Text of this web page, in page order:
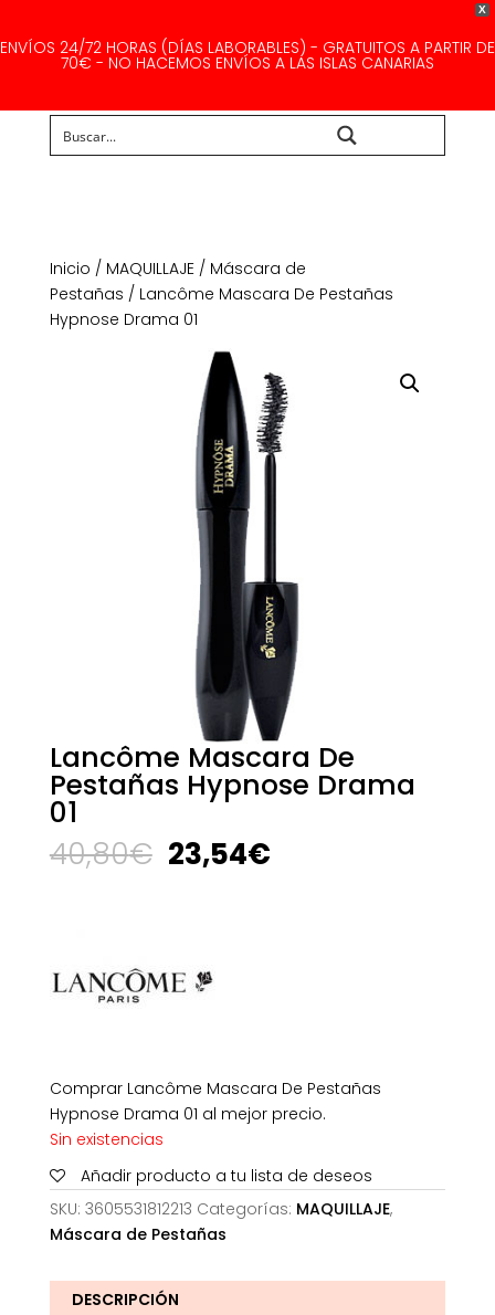
X
ENVÍOS 24/72 HORAS (DÍAS LABORABLES) - GRATUITOS A PARTIR DE
70€ - NO HACEMOS ENVÍOS A LAS ISLAS CANARIAS
Inicio / MAQUILLAJE/ Máscara de
Pestañas / Lancôme Mascara De Pestañas
Hypnose Drama 01
Lancôme Mascara De
Pestañas Hypnose Drama
01
40,80€ El
precio
23,54€El
Comprar Lancôme Mascara De Pestañas
Hypnose Drama 01 al mejor precio.
Sin existencias
Añadir producto a tu lista de deseos
SKU: 3605531812213 Categorías: MAQUILLAJE,
Máscara de Pestañas
DESCRIPCIÓN